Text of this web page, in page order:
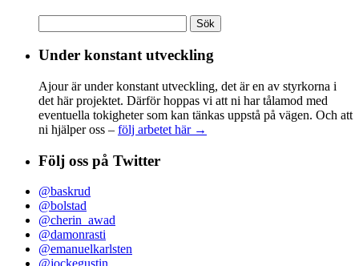
efter:
Under konstant utveckling
Ajour är under konstant utveckling, det är en av styrkorna i
det här projektet. Därför hoppas vi att ni har tålamod med
eventuella tokigheter som kan tänkas uppstå på vägen. Och att
ni hjälper oss – följ arbetet här →
Följ oss på Twitter
@baskrud
@bolstad
@cherin_awad
@damonrasti
@emanuelkarlsten